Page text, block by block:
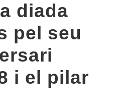
diada
pel seu
i el pilar